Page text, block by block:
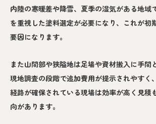
内陸の寒暖差や降雪、夏季の湿気がある地域
を重視した塗料選定が必要になり、これが初
要因になります。
また山間部や狭隘地は足場や資材搬入に手間
現地調査の段階で追加費用が提示されやすく
経路が確保されている現場は効率が高く見積
向があります。